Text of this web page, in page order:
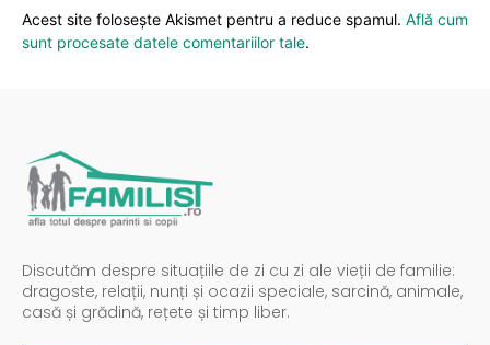
Acest site folosește Akismet pentru a reduce spamul. Află cum
sunt procesate datele comentariilor tale.
Discutăm despre situațiile de zi cu zi ale vieții de familie:
dragoste, relații, nunți și ocazii speciale, sarcină, animale,
casă și grădină, rețete și timp liber.